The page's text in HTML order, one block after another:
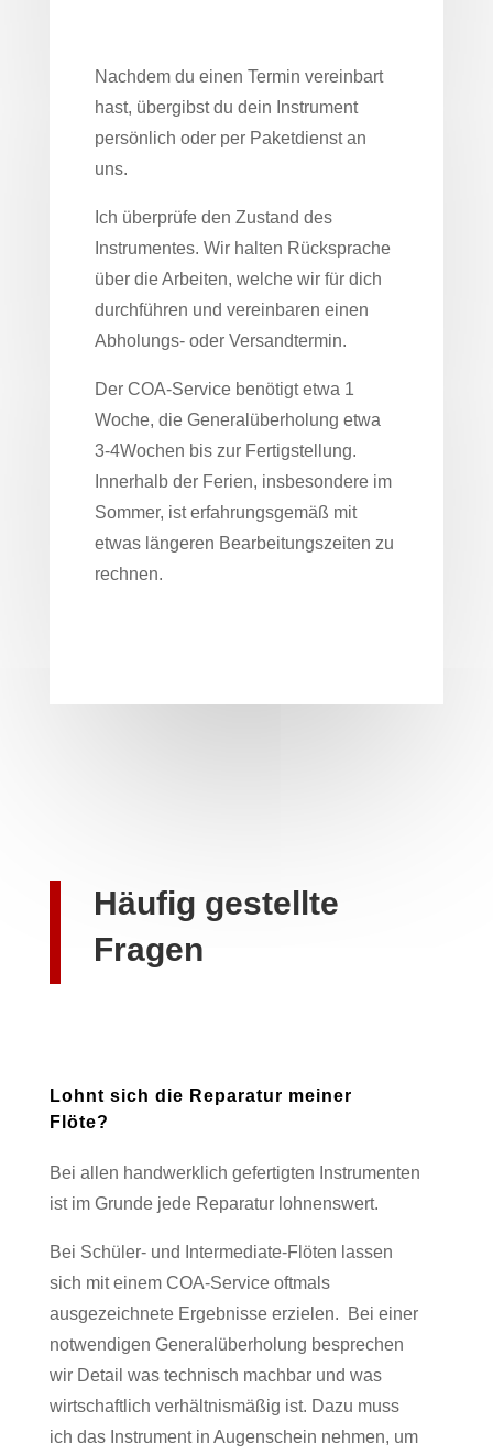
Nachdem du einen Termin vereinbart
hast, übergibst du dein Instrument
persönlich oder per Paketdienst an
uns.
Ich überprüfe den Zustand des
Instrumentes. Wir halten Rücksprache
über die Arbeiten, welche wir für dich
durchführen und vereinbaren einen
Abholungs- oder Versandtermin.
Der COA-Service benötigt etwa 1
Woche, die Generalüberholung etwa
3-4Wochen bis zur Fertigstellung.
Innerhalb der Ferien, insbesondere im
Sommer, ist erfahrungsgemäß mit
etwas längeren Bearbeitungszeiten zu
rechnen.
Häufig gestellte
Fragen
Lohnt sich die Reparatur meiner
Flöte?
Bei allen handwerklich gefertigten Instrumenten
ist im Grunde jede Reparatur lohnenswert.
Bei Schüler- und Intermediate-Flöten lassen
sich mit einem COA-Service oftmals
ausgezeichnete Ergebnisse erzielen.
Bei einer
notwendigen Generalüberholung besprechen
wir Detail was technisch machbar und was
wirtschaftlich verhältnismäßig ist. Dazu muss
ich das Instrument in Augenschein nehmen, um